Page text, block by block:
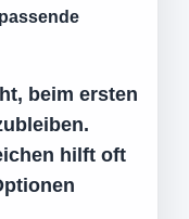
beim ersten
hilft oft